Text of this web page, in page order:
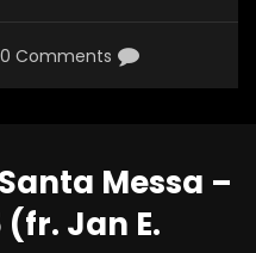
0 Comments
Messa –
Jan E.